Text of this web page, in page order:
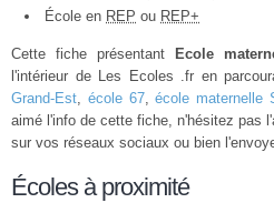
École en REP ou REP+
Cette fiche présentant Ecole
l'intérieur de Les Ecoles .fr en
Grand-Est, école 67,école maternelle
aimé l'info de cette fiche, n'hésitez pas
sur vos réseaux sociaux ou bien
Écoles à proximité